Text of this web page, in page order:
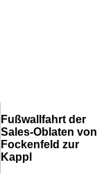
Fußwallfahrt der
Sales-Oblaten von
Fockenfeld zur
Kappl